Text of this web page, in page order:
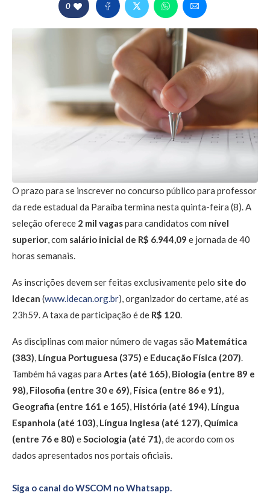
0
O prazo para se inscrever no concurso público para professor
da rede estadual da Paraíba termina nesta quinta-feira (8). A
seleção oferece 2 mil vagaspara candidatos com nível
superior, com salário inicial de R$ 6.944,09 e jornada de 40
horas semanais.
As inscrições devem ser feitas exclusivamente pelo site do
Idecan (www.idecan.org.br), organizador do certame, até as
23h59. A taxa de participação é de R$ 120.
As disciplinas com maior número de vagas são Matemática
(383), Língua Portuguesa (375) e Educação Física (207).
Também há vagas para Artes (até 165), Biologia (entre 89 e
98), Filosofia (entre 30 e 69), Física (entre 86 e 91),
Geografia (entre 161 e 165), História (até 194), Língua
Espanhola (até 103), Língua Inglesa (até 127), Química
(entre 76 e 80) eSociologia (até 71), de acordo com os
dados apresentados nos portais oficiais.
Siga o canal do WSCOM no Whatsapp.